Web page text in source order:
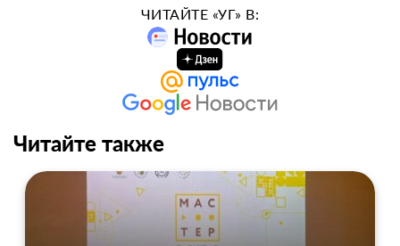
ЧИТАЙТЕ «УГ» В:
Читайте также